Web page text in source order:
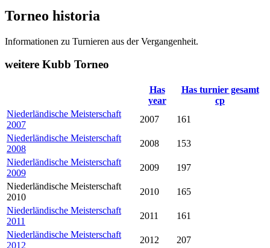
Torneo historia
Informationen zu Turnieren aus der Vergangenheit.
weitere Kubb Torneo
Has
year
Has turnier gesamt
cp
Niederländische Meisterschaft
2007
2007
161
Niederländische Meisterschaft
2008
2008
153
Niederländische Meisterschaft
2009
2009
197
Niederländische Meisterschaft
2010
2010
165
Niederländische Meisterschaft
2011
2011
161
Niederländische Meisterschaft
2012
2012
207